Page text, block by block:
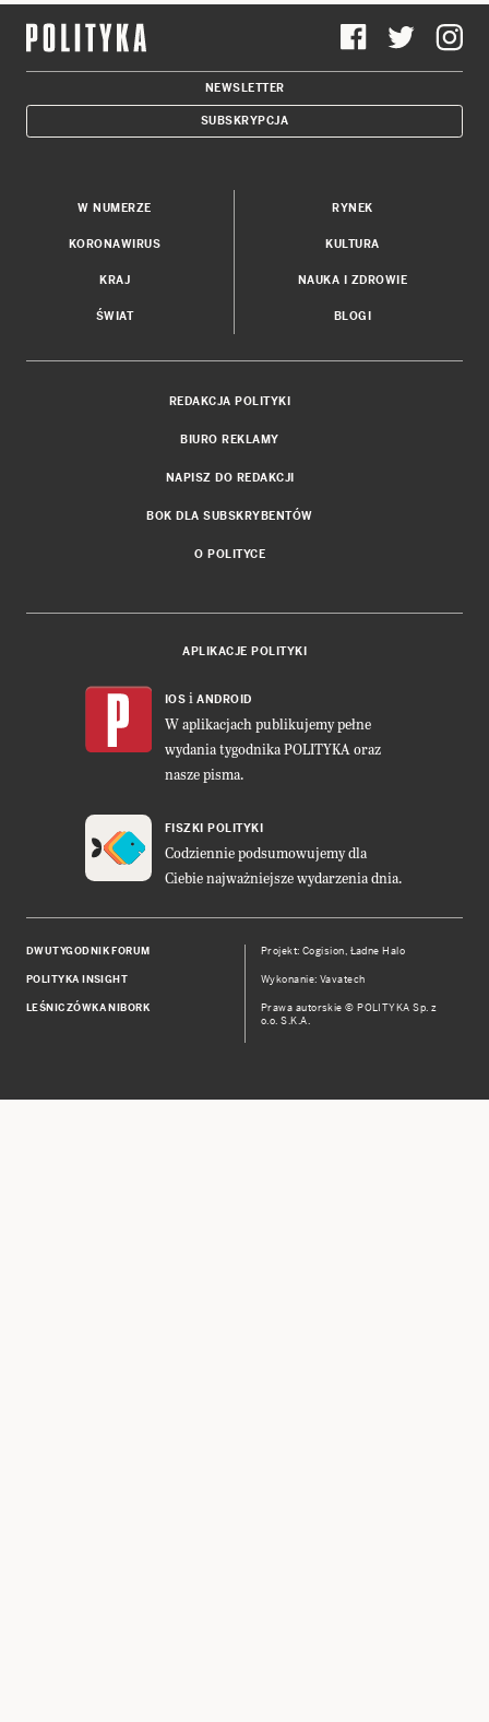
NEWSLETTER
SUBSKRYPCJA
W NUMERZE
KORONAWIRUS
KRAJ
ŚWIAT
RYNEK
KULTURA
NAUKA I ZDROWIE
BLOGI
REDAKCJA POLITYKI
BIURO REKLAMY
NAPISZ DO REDAKCJI
BOK DLA SUBSKRYBENTÓW
O POLITYCE
APLIKACJE POLITYKI
IOS i ANDROID
W aplikacjach publikujemy pełne
wydania tygodnika POLITYKA oraz
nasze pisma.
FISZKI POLITYKI
Codziennie podsumowujemy dla
Ciebie najważniejsze wydarzenia dnia.
DWUTYGODNIK FORUM
POLITYKA INSIGHT
LEŚNICZÓWKA NIBORK
Projekt:Cogision, Ładne Halo
Wykonanie: Vavatech
Prawa autorskie © POLITYKA Sp. z
o.o. S.K.A.